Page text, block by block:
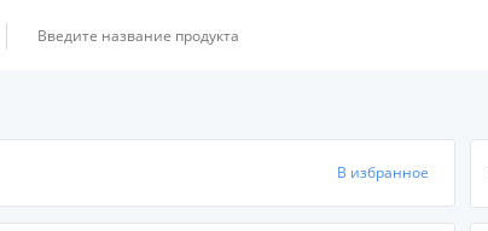
В избранное